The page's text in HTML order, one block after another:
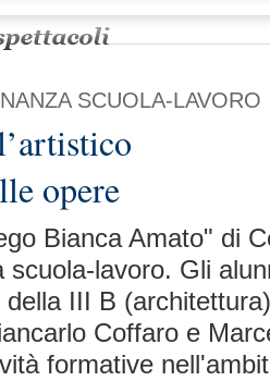
SCUOLA-LAVORO
opere
Bianca Amato" di
scuola-lavoro. Gli
III B
Coffaro e
formative